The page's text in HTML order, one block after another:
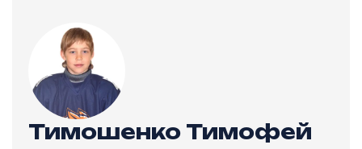
Тимошенко Тимофей